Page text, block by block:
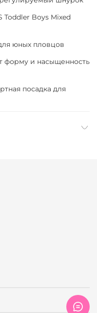
Toddler Boys Mixed
юных пловцов
форму и насыщенность
посадка для